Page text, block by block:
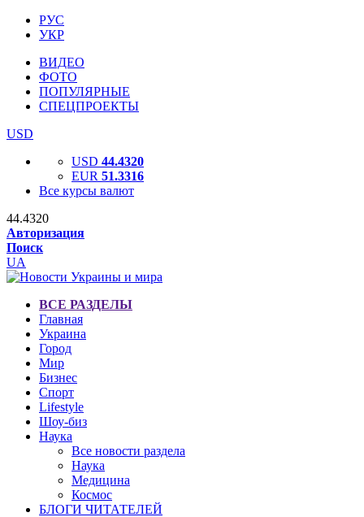
РУС
УКР
ВИДЕО
ФОТО
ПОПУЛЯРНЫЕ
СПЕЦПРОЕКТЫ
USD
USD 44.4320
EUR 51.3316
Все курсы валют
44.4320
Авторизация
Поиск
UA
ВСЕ РАЗДЕЛЫ
Главная
Украина
Город
Мир
Бизнес
Спорт
Lifestyle
Шоу-биз
Наука
Все новости раздела
Наука
Медицина
Космос
БЛОГИ ЧИТАТЕЛЕЙ